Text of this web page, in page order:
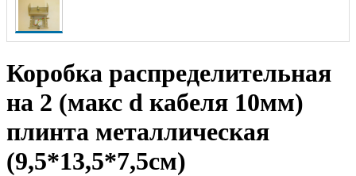
Коробка распределительная
на 2 (макс d кабеля 10мм)
плинта металлическая
(9,5*13,5*7,5см)